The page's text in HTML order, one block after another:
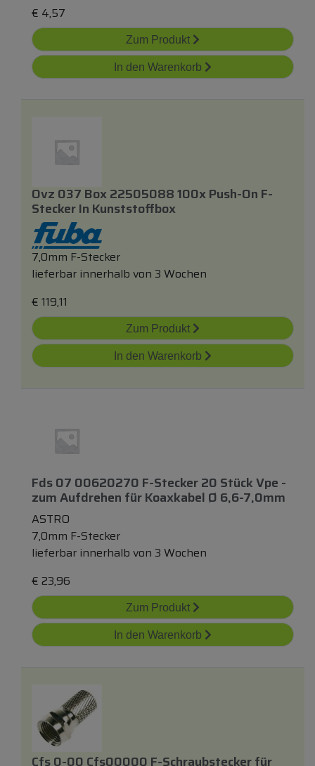
€ 4,57
Zum Produkt
In den Warenkorb
Ovz 037 Box 22505088 100x Push-On F-
Stecker In Kunststoffbox
7,0mm F-Stecker
lieferbar innerhalb von 3 Wochen
€ 119,11
Zum Produkt
In den Warenkorb
Fds 07 00620270 F-Stecker 20 Stück Vpe -
zumAufdrehen fürKoaxkabel Ø 6,6-7,0mm
ASTRO
7,0mm F-Stecker
lieferbar innerhalb von 3 Wochen
€ 23,96
Zum Produkt
In den Warenkorb
Cfs 0-00 Cfs00000 F-Schraubsteckerfür